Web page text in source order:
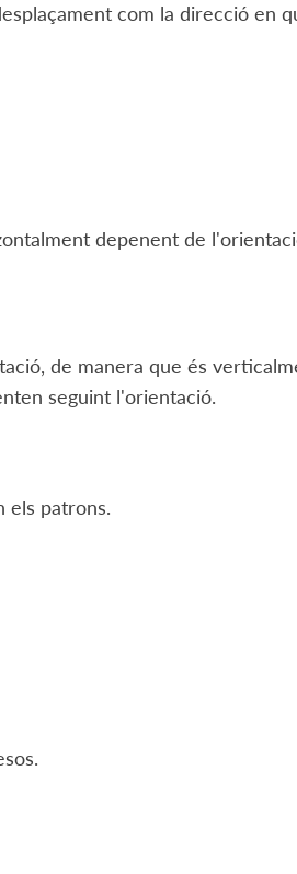
com la direcció en
depenent de
de manera que és
seguint l'orientació.
els patrons.